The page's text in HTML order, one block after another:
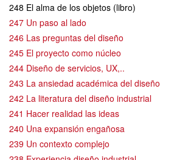
248 El alma de los objetos (libro)
247 Un paso al lado
246 Las preguntas del diseño
245 El proyecto como núcleo
244 Diseño de servicios, UX,..
243 La ansiedad académica del diseño
242 La literatura del diseño industrial
241 Hacer realidad las ideas
240 Una expansión engañosa
239 Un contexto complejo